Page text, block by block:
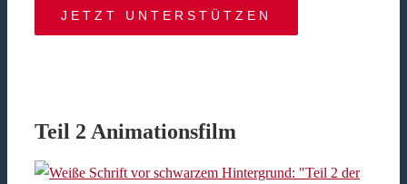
JETZT UNTERSTÜTZEN
Teil 2 Animationsfilm